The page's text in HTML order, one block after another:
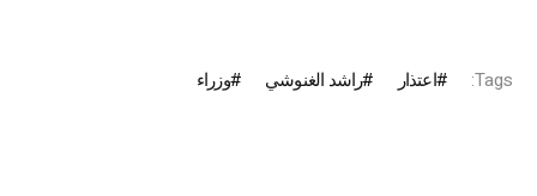
Tags: اعتذار راشد الغنوشي وزراء